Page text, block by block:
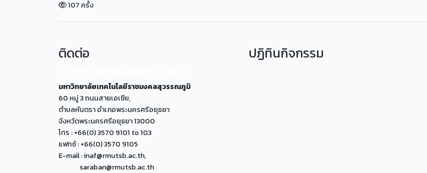
107 ครั้ง
ติดต่อ
มหาวิทยาลัยเทคโนโลยีราชมงคลสุวรรณภูมิ
60 หมู่ 3 ถนนสายเอเซีย,
ตำบลหันตรา อำเภอพระนครศรีอยุธยา
จังหวัดพระนครศรีอยุธยา 13000
โทร : +66(0) 3570 9101 to 103
แฟกซ์ : +66(0) 3570 9105
E-mail : inaf@rmutsb.ac.th,
saraban@rmutsb.ac.th
ปฏิทินกิจกรรม